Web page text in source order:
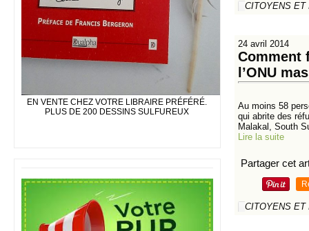
EN VENTE CHEZ VOTRE LIBRAIRE PRÉFÉRÉ.
PLUS DE 200 DESSINS SULFUREUX
CITOYENS ET
24 avril 2014
Comment
l’ONU
Au moins 58
qui abrite des
Malakal, South
Lire la suite
Partager cet
CITOYENS ET